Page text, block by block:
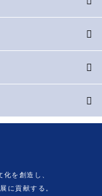
を創造し、
に貢献する。